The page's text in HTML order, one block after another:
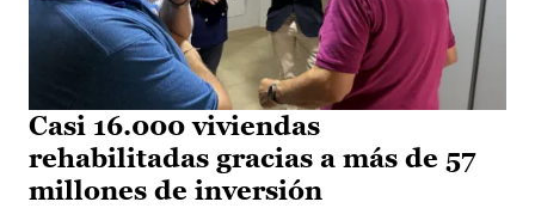
Casi 16.000 viviendas
rehabilitadas gracias a más de 57
millones de inversión